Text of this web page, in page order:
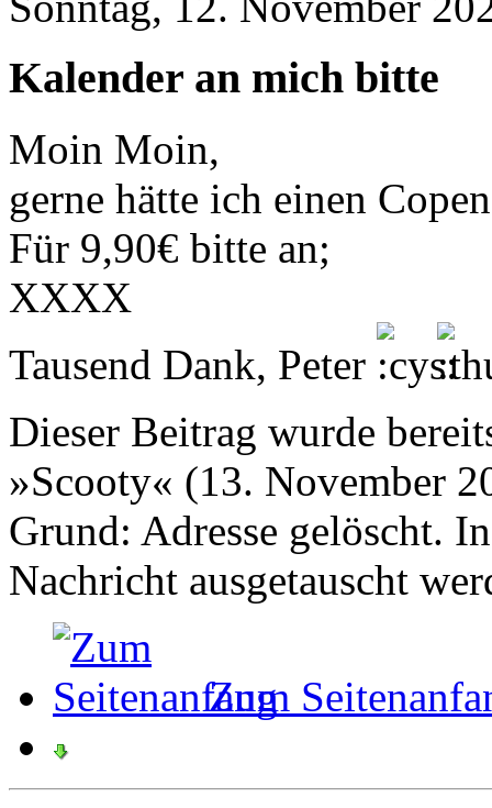
Kalender an mich bitte
Moin Moin,
gerne hätte ich einen
Für 9,90€ bitte an;
XXXX
Tausend Dank, Peter
Dieser Beitrag wurde
»Scooty« (13. November
Grund: Adresse gelöscht.
Nachricht ausgetauscht
Zum